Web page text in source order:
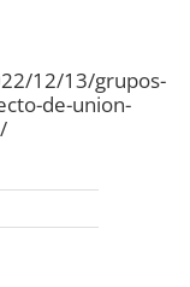
12/13/grupos-
de-union-